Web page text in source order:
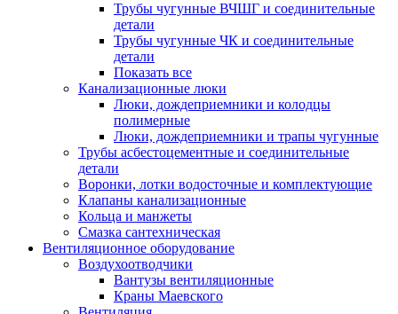
Трубы чугунные ВЧШГ и соединительные
детали
Трубы чугунные ЧК и соединительные
детали
Показать все
Канализационные люки
Люки, дождеприемники и колодцы
полимерные
Люки, дождеприемники и трапы чугунные
Трубы асбестоцементные и соединительные
детали
Воронки, лотки водосточные и комплектующие
Клапаны канализационные
Кольца и манжеты
Смазка сантехническая
Вентиляционное оборудование
Воздухоотводчики
Вантузы вентиляционные
Краны Маевского